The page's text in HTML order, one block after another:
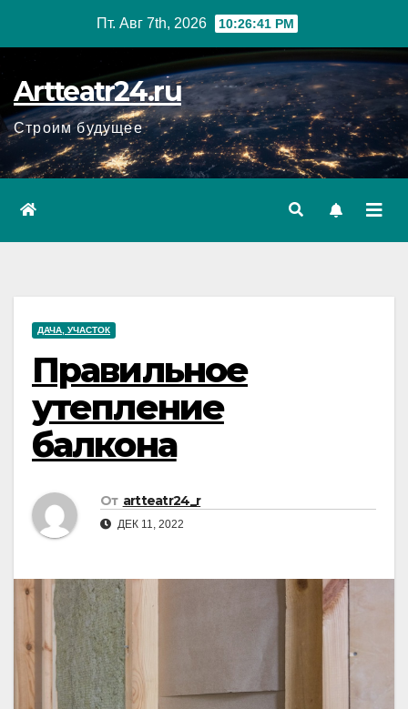
Пт. Авг 7th, 2026 10:26:42 PM
Artteatr24.ru
Строим будущее
ДАЧА, УЧАСТОК
Правильное
утепление
балкона
От artteatr24_r
ДЕК 11, 2022